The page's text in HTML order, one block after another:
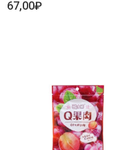
67,00₽